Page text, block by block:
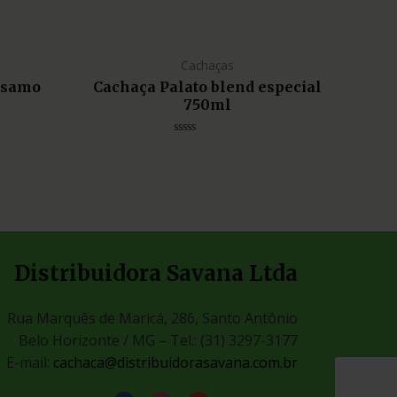
Cachaças
Cachaça Palato blend especial
750ml
Distribuidora Savana Ltda
Rua Marquês de Maricá, 286, Santo Antônio
Belo Horizonte / MG – Tel.: (31) 3297-3177
E-mail: cachaca@distribuidorasavana.com.br